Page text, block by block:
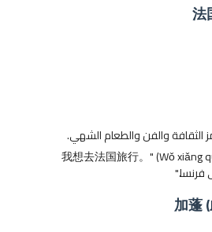
الثقافة والفن والطعام الشهي.
"我想去法国旅行。" (Wǒ xiǎng